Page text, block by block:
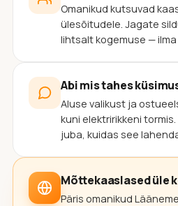
Omanikud kutsuvad
ülesõitudele. Jagate
lihtsalt kogemuse —
Abi mis tahes
Aluse valikust ja
kuni elektririkkeni
juba, kuidas see
Mõttekaaslased üle
Päris omanikud